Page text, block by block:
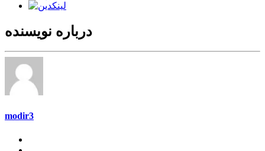
درباره نویسنده
modir3